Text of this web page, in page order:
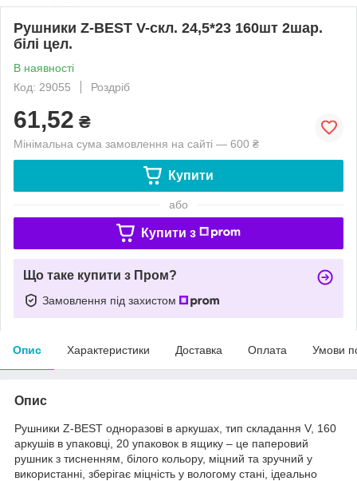
Рушники Z-BEST V-скл. 24,5*23 160шт 2шар.
білі цел.
В наявності
Код: 29055
Роздріб
61,52 ₴
Мінімальна сума замовлення на сайті — 600 ₴
Купити
або
Купити з
Що таке купити з Пром?
Замовлення під захистом
Опис Характеристики Доставка Оплата Умови
Опис
Рушники Z-BEST одноразові в аркушах, тип складання V, 160
аркушів в упаковці, 20 упаковок в ящику – це паперовий
рушник з тисненням, білого кольору, міцний та зручний у
використанні, зберігає міцність у вологому стані, ідеально